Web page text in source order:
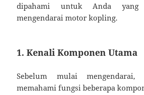
dipahami untuk Anda
mengendarai motor kopling.
1.Kenali Komponen Utama
Sebelum mulai
memahami fungsi beberapa